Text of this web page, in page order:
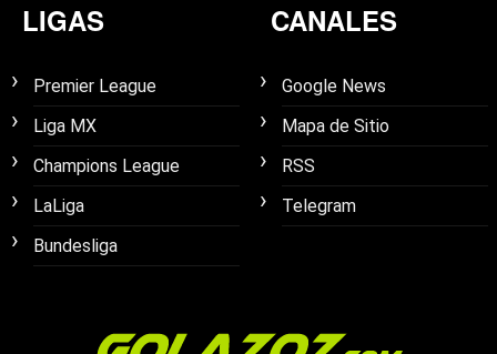
LIGAS
Premier League
Liga MX
Champions League
LaLiga
Bundesliga
CANALES
Google News
Mapa de Sitio
RSS
Telegram